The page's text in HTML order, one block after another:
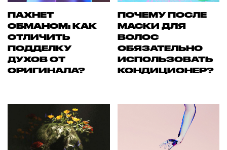
ПАХНЕТ
ОБМАНОМ: КАК
ОТЛИЧИТЬ
ПОДДЕЛКУ
ДУХОВ ОТ
ОРИГИНАЛА?
ПОЧЕМУ ПОСЛЕ
МАСКИ ДЛЯ
ВОЛОС
ОБЯЗАТЕЛЬНО
ИСПОЛЬЗОВАТЬ
КОНДИЦИОНЕР?